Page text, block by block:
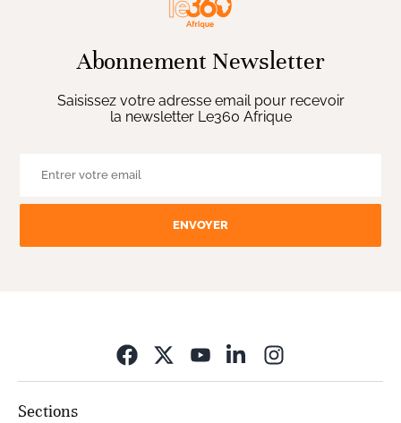
Abonnement Newsletter
Saisissez votre adresse email pour recevoir
la newsletter Le360 Afrique
ENVOYER
Sections